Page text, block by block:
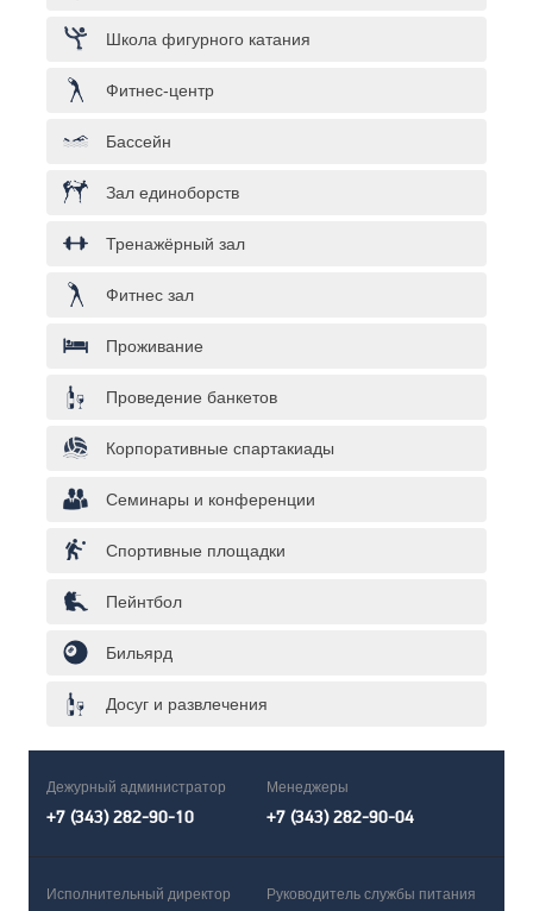
Школа фигурного катания
Фитнес-центр
Бассейн
Зал единоборств
Тренажёрный зал
Фитнес зал
Проживание
Проведение банкетов
Корпоративные спартакиады
Семинары и конференции
Спортивные площадки
Пейнтбол
Бильярд
Досуг и развлечения
Дежурный администратор
+7 (343) 282-90-10
Менеджеры
+7 (343) 282-90-04
Исполнительный директор Руководитель службы питания